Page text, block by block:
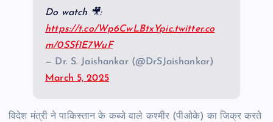
Do watch 🎥:
https://t.co/Wp6CwLBtxYpic.twitter.co
m/0SSf1E7WuF
— Dr. S. Jaishankar (@DrSJaishankar)
March 5, 2025
विदेश मंत्री ने पाकिस्तान के कब्जे वाले कश्मीर (पीओके) का जिक्र करते